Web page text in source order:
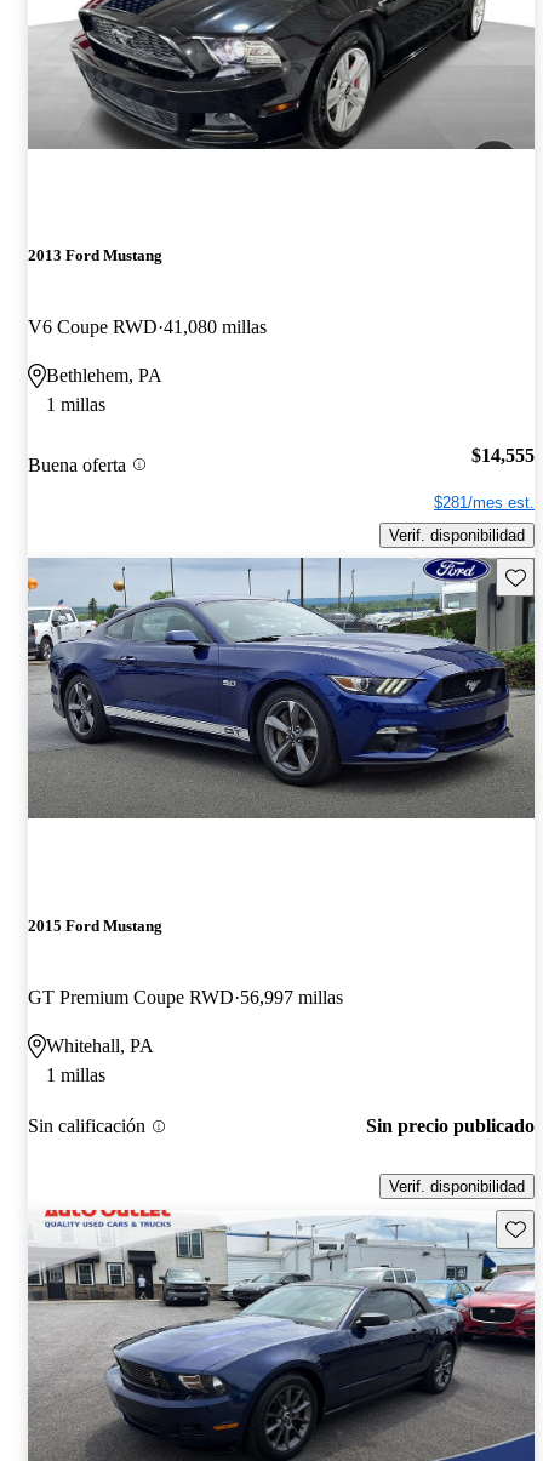
2013 Ford Mustang
V6 Coupe RWD 41,080 millas
Bethlehem, PA
1 millas
Buena oferta $14,555
$281/mes est.
Verif. disponibilidad
2015 Ford Mustang
GT Premium Coupe RWD 56,997 millas
Whitehall, PA
1 millas
Sin calificación Sin precio publicado
Verif. disponibilidad